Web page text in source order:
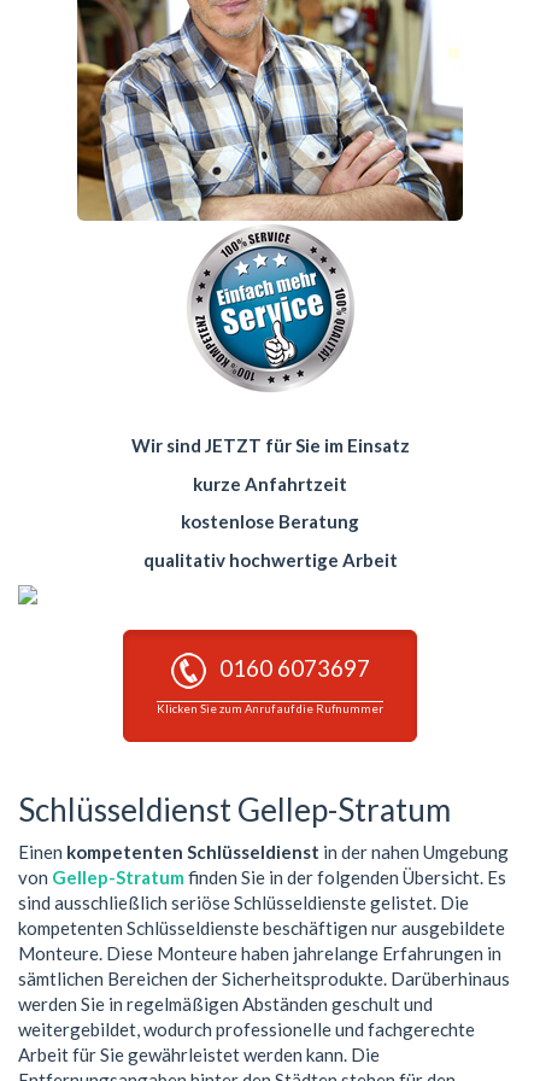
Wir sind JETZT für Sie im Einsatz
kurze Anfahrtzeit
kostenlose Beratung
qualitativ hochwertige Arbeit
0160 6073697
Klicken Sie zum Anruf auf die Rufnummer
Schlüsseldienst Gellep-Stratum
Einen kompetenten Schlüsseldienst in der nahen Umgebung
von Gellep-Stratum finden Sie in der folgenden Übersicht. Es
sind ausschließlich seriöse Schlüsseldienste gelistet. Die
kompetenten Schlüsseldienste beschäftigen nur ausgebildete
Monteure. Diese Monteure haben jahrelange Erfahrungen in
sämtlichen Bereichen der Sicherheitsprodukte. Darüberhinaus
werden Sie in regelmäßigen Abständen geschult und
weitergebildet, wodurch professionelle und fachgerechte
Arbeit für Sie gewährleistet werden kann. Die